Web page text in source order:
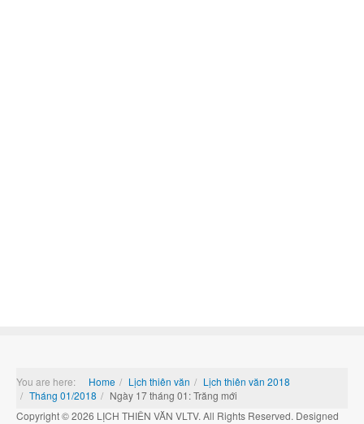
You are here: Home Lịch thiên văn
Lịch thiên văn 2018
Tháng 01/2018
Ngày 17 tháng 01: Trăng mới
Copyright © 2026 LỊCH THIÊN VĂN VLTV. All Rights Reserved. Designed